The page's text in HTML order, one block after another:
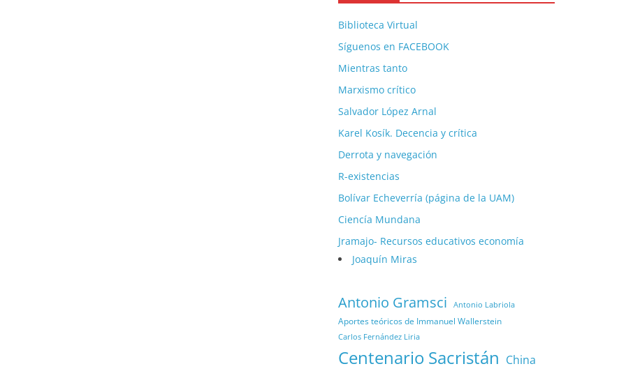
Biblioteca Virtual
Síguenos en FACEBOOK
Mientras tanto
Marxismo crítico
Salvador López Arnal
Karel Kosík. Decencia y crítica
Derrota y navegación
R-existencias
Bolívar Echeverría (página de la UAM)
Ciencía Mundana
Jramajo- Recursos educativos economía
Joaquín Miras
Antonio Gramsci Antonio Labriola
Aportes teóricos de Immanuel Wallerstein
Carlos Fernández Liria
Centenario Sacristán China